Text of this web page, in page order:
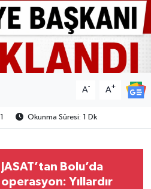
A- A+
Okunma Süresi: 1 Dk
JASAT’tan Bolu’da
operasyon: Yıllardır